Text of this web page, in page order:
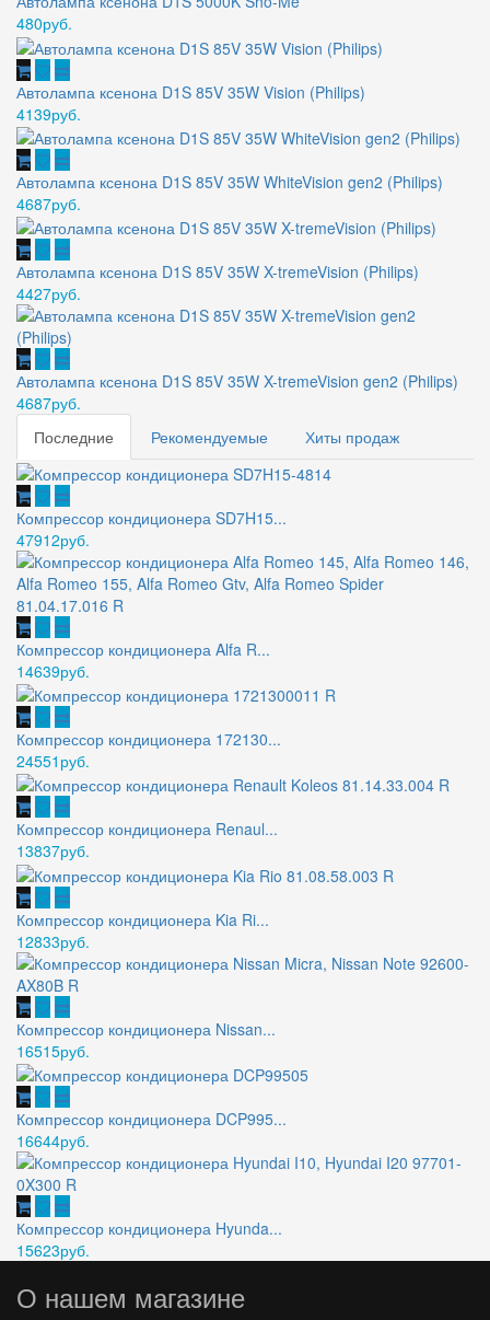
480руб.
Автолампа ксенона D1S 85V 35W Vision (Philips)
4139руб.
Автолампа ксенона D1S 85V 35W WhiteVision gen2 (Philips)
4687руб.
Автолампа ксенона D1S 85V 35W X-tremeVision (Philips)
4427руб.
Автолампа ксенона D1S 85V 35W X-tremeVision gen2 (Philips)
4687руб.
Последние
Рекомендуемые Хиты продаж
Компрессор кондиционера SD7H15...
47912руб.
Компрессор кондиционера Alfa R...
14639руб.
Компрессор кондиционера 172130...
24551руб.
Компрессор кондиционера Renaul...
13837руб.
Компрессор кондиционера Kia Ri...
12833руб.
Компрессор кондиционера Nissan...
16515руб.
Компрессор кондиционера DCP995...
16644руб.
Компрессор кондиционера Hyunda...
15623руб.
О нашем магазине